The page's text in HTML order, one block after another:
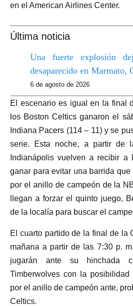
en el American Airlines Center.
Última noticia
Una fuerte explosión
desaparecido en Marmato,
6 de agosto de 2026
El escenario es igual en la final
los Boston Celtics ganaron el
Indiana Pacers (114 – 11) y se
serie. Esta noche, a partir de
Indianápolis vuelven a recibir a
ganar para evitar una barrida
por el anillo de campeón de la
llegan a forzar el quinto juego,
de la localía para buscar el
El cuarto partido de la final de la
mañana a partir de las 7:30 p.
jugarán ante su hinchada
Timberwolves con la
por el anillo de campeón ante,
Celtics.